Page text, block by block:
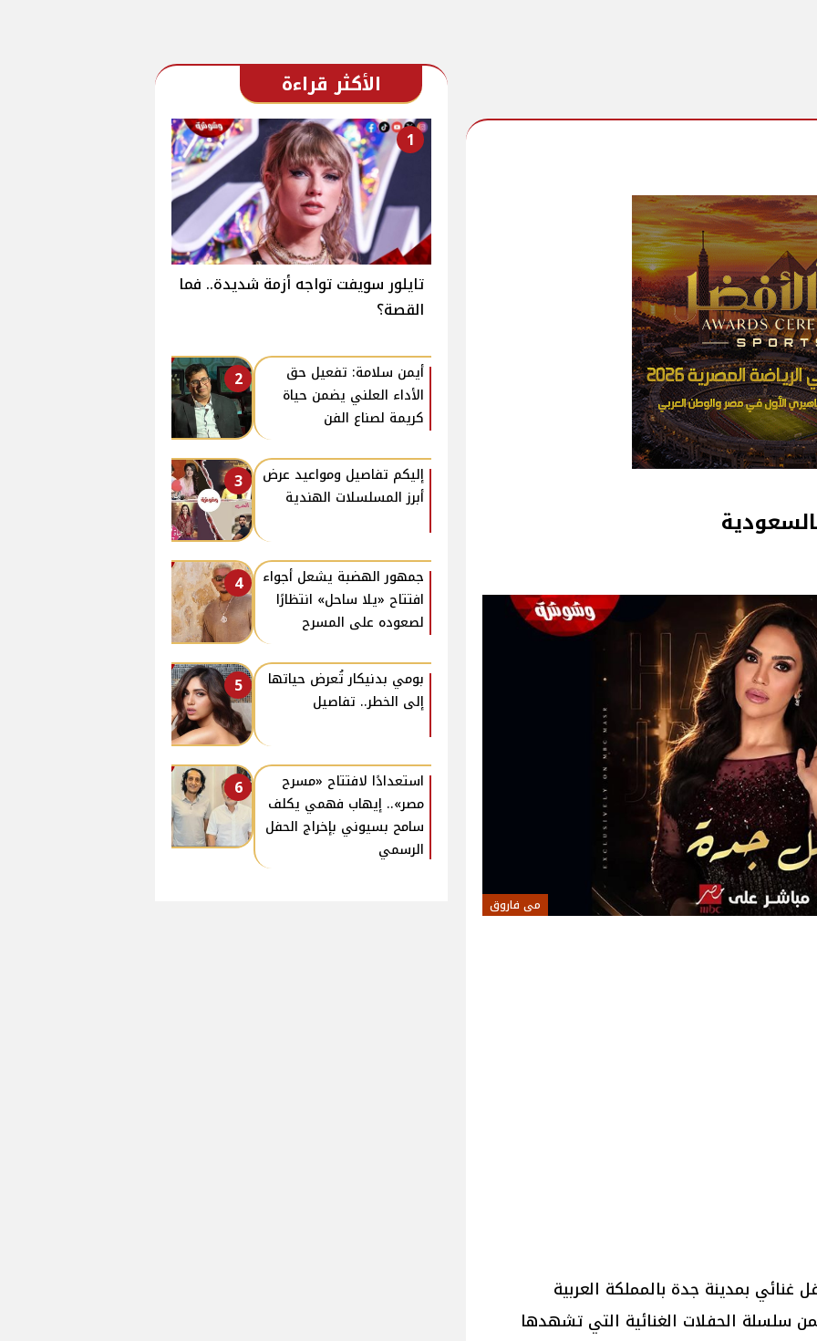
مى فاروق
غنائي بمدينة جدة بالمملكة العربية
سلسلة الحفلات الغنائية التي تشهدها
الأكثر قراءة
1
تايلور سويفت تواجه أزمة شديدة.. فما
القصة؟
2
أيمن سلامة: تفعيل حق
الأداء العلني يضمن حياة
كريمة لصناع الفن
3
إليكم تفاصيل ومواعيد عرض
أبرز المسلسلات الهندية
4
جمهور الهضبة يشعل أجواء
افتتاح «يلا ساحل» انتظارًا
لصعوده على المسرح
5
بومي بدنيكار تُعرض حياتها
إلى الخطر.. تفاصيل
6
استعدادًا لافتتاح «مسرح
مصر».. إيهاب فهمي يكلف
سامح بسيوني بإخراج الحفل
الرسمي